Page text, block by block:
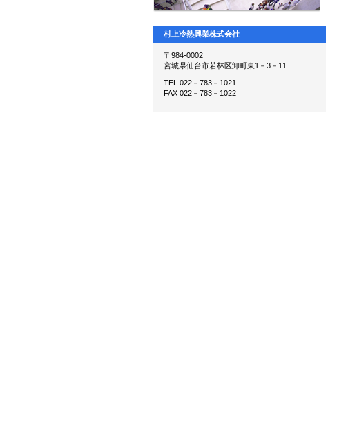
村上冷熱興業株式会社
〒984-0002
宮城県仙台市若林区卸町東1－3－11
TEL 022－783－1021
FAX 022－783－1022